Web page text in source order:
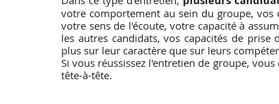
votre comportement au sein du groupe, vos
votre sens de l'écoute, votre capacité à
les autres candidats, vos capacités de
plus sur leur caractère que sur leurs
Si vous réussissez l'entretien de groupe,
tête-à-tête.